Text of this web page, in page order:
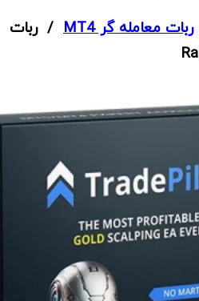
ربات معامله گر MT4
/ ربات